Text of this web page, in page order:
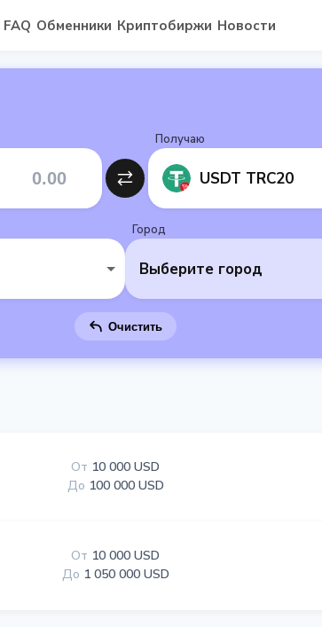
FAQ Обменники Криптобиржи Новости
Получаю
USDT TRC20
Город
Выберите город
Очистить
От 10 000 USD
До 100 000 USD
От 10 000 USD
До 1 050 000 USD